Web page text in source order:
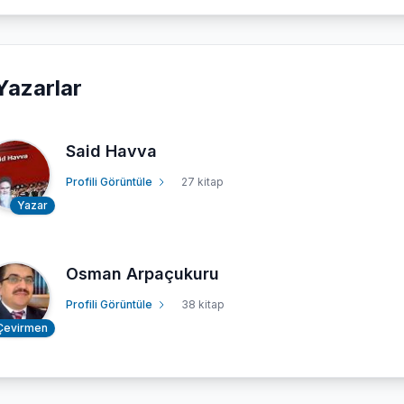
Yazar
Said Havva
Profili Görüntüle 27 kitap
Osman Arpaçukuru
Profili Görüntüle 38 kitap